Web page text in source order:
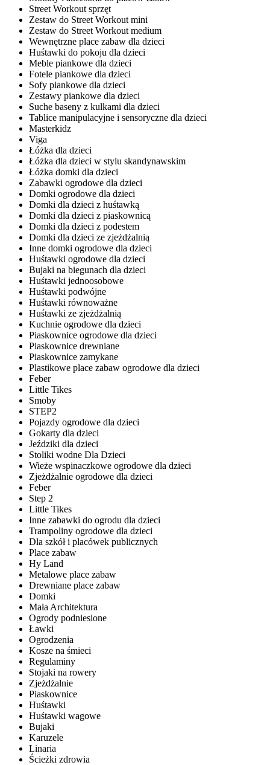
Street Workout sprzęt
Zestaw do Street Workout mini
Zestaw do Street Workout medium
Wewnętrzne place zabaw dla dzieci
Huśtawki do pokoju dla dzieci
Meble piankowe dla dzieci
Fotele piankowe dla dzieci
Sofy piankowe dla dzieci
Zestawy piankowe dla dzieci
Suche baseny z kulkami dla dzieci
Tablice manipulacyjne i sensoryczne dla dzieci
Masterkidz
Viga
Łóżka dla dzieci
Łóżka dla dzieci w stylu skandynawskim
Łóżka domki dla dzieci
Zabawki ogrodowe dla dzieci
Domki ogrodowe dla dzieci
Domki dla dzieci z huśtawką
Domki dla dzieci z piaskownicą
Domki dla dzieci z podestem
Domki dla dzieci ze zjeżdżalnią
Inne domki ogrodowe dla dzieci
Huśtawki ogrodowe dla dzieci
Bujaki na biegunach dla dzieci
Huśtawki jednoosobowe
Huśtawki podwójne
Huśtawki równoważne
Huśtawki ze zjeżdżalnią
Kuchnie ogrodowe dla dzieci
Piaskownice ogrodowe dla dzieci
Piaskownice drewniane
Piaskownice zamykane
Plastikowe place zabaw ogrodowe dla dzieci
Feber
Little Tikes
Smoby
STEP2
Pojazdy ogrodowe dla dzieci
Gokarty dla dzieci
Jeździki dla dzieci
Stoliki wodne Dla Dzieci
Wieże wspinaczkowe ogrodowe dla dzieci
Zjeżdżalnie ogrodowe dla dzieci
Feber
Step 2
Little Tikes
Inne zabawki do ogrodu dla dzieci
Trampoliny ogrodowe dla dzieci
Dla szkół i placówek publicznych
Place zabaw
Hy Land
Metalowe place zabaw
Drewniane place zabaw
Domki
Mała Architektura
Ogrody podniesione
Ławki
Ogrodzenia
Kosze na śmieci
Regulaminy
Stojaki na rowery
Zjeżdżalnie
Piaskownice
Huśtawki
Huśtawki wagowe
Bujaki
Karuzele
Linaria
Ścieżki zdrowia